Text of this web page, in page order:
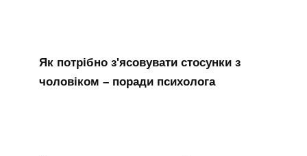
Як потрібно з'ясовувати стосунки з
чоловіком – поради психолога